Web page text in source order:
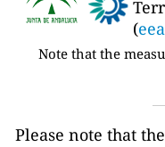
(
Note that the
Please note that